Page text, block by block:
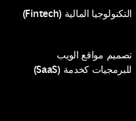
تصميم الويب
التكنولوجيا المالية (Fintech)
تصميم مواقع الويب
للبرمجيات كخدمة (SaaS)